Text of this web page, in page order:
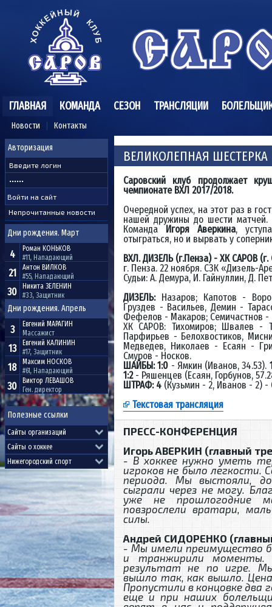
ГЛАВНАЯ
Новости Контакты
КОМАНДА СЕЗОН ТРАНСЛЯЦИИ
Авторизация
Непрочитанные новости
Дни рождения. Март
4 Роман КОНЬКОВ
#11, Нападающий
21 Антон ВИЛКОВ
#55, Нападающий
30 Никита ЗЕЛЕНИН
#33, Защитник
Дни рождения. Апрель
3 Евгений МАРАГИН
Массажист
13 Евгений КАЛИНИН
#17, Защитник
18 Максим НОСКОВ
#61, Нападающий
30 Виктор ЛЕВАШОВ
Ген. директор
Полезные ссылки
ВЕЛИКОЛЕПНАЯ ШЕСТЕРКА
Саровский клуб продолжает
чемпионате ВХЛ 2017/2018.
Очередной успех, на этот раз в
нашей дружины до шести матчей.
КомандаИгоря Аверкина,
отыграться, но и вырвать у
ВХЛ. ДИЗЕЛЬ (г.Пенза) - ХК САРОВ (г.
г. Пенза. 22 ноября. СЗК «Дизель-
Судьи: А. Демура, И. Гайнуллин, Д.
ДИЗЕЛЬ: Назаров; Капотов -
Груздев - Васильев, Демин -
Фефелов - Макаров; Семичастнов
ХК САРОВ: Тихомиров; Швалев -
Парфирьев - Белохвостиков,
Медведев, Николаев - Есаян -
Смуров - Носков.
ШАЙБЫ: 1:0 - Ямкин (Иванов, 34.53).
1:2- Ряшенцев (Есаян, Горбунов,
ШТРАФ: 4 (Кузьмин - 2, Иванов - 2) -
Текстовая трансляция
ПРЕСС-КОНФЕРЕНЦИЯ
Игорь АВЕРКИН (главный
- В хоккее нужно уметь
игроков не было легкости.
периода. Мы выстояли,
сыграли через не могу.
уже не прошлогодние
повзрослели вратари,
силы.
Андрей СИДОРЕНКО
- Мы имели преимущество
и транжирили моменты.
результат не по игре.
вышло так, как вышло. Цена
Пропустили в концовке два
еще и при наших